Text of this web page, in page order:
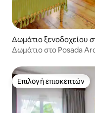
Δωμάτιο ξενοδοχείου
Δωμάτιο στο Posada
Επιλογή επισκεπτών
Επιλογή επισκεπτών